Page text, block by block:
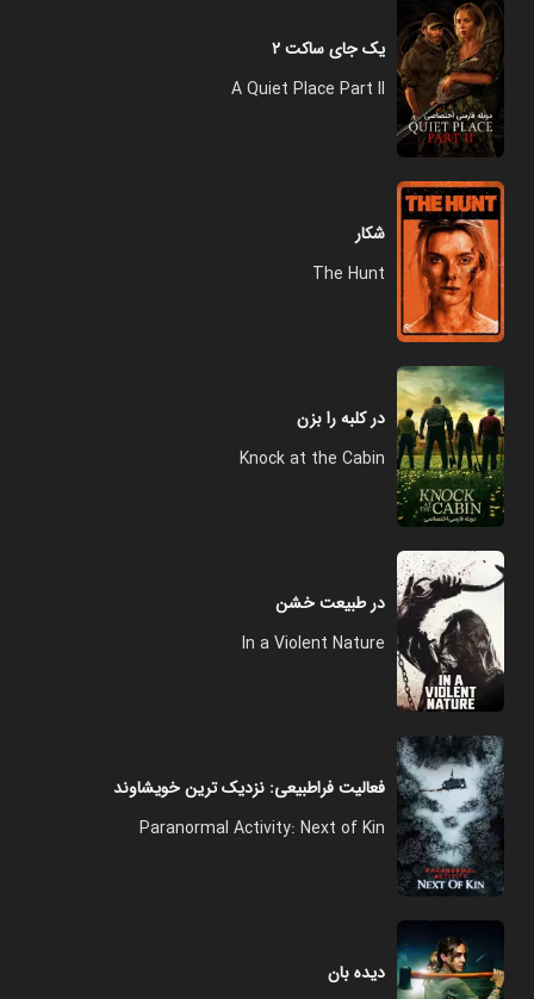
یک جای ساکت ۲
A Quiet Place Part II
شکار
The Hunt
در کلبه را بزن
Knock at the Cabin
در طبیعت خشن
In a Violent Nature
فعالیت فراطبیعی: نزدیک ترین خویشاوند
Paranormal Activity: Next of Kin
دیده بان